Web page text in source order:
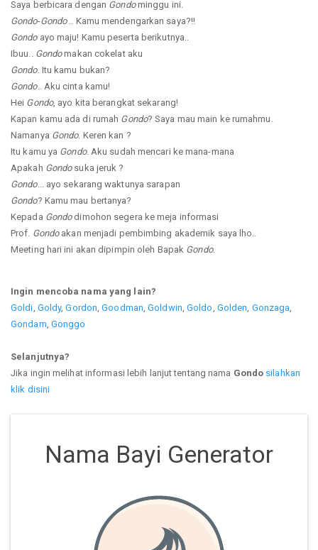
Saya berbicara dengan Gondominggu ini.
Gondo-Gondo.. Kamu mendengarkan saya?!!
Gondoayo maju! Kamu peserta berikutnya..
Ibuu.. Gondomakan cokelat aku
Gondo. Itu kamu bukan?
Gondo.. Aku cinta kamu!
Hei Gondo, ayo kita berangkat sekarang!
Kapan kamu ada di rumah Gondo? Saya mau main ke rumahmu.
Namanya Gondo. Keren kan ?
Itu kamu ya Gondo. Aku sudah mencari ke mana-mana
Apakah Gondosuka jeruk ?
Gondo... ayo sekarang waktunya sarapan
Gondo? Kamu mau bertanya?
Kepada Gondodimohon segera ke meja informasi
Prof. Gondoakan menjadi pembimbing akademik saya lho..
Meeting hari ini akan dipimpin oleh Bapak Gondo.
Ingin mencoba nama yang lain?
Goldi Goldy,Gordon ,Goodman ,Goldwin ,Goldo Golden Gonzaga
Gondam Gonggo
Selanjutnya?
Jika ingin melihat informasi lebih lanjut tentang nama Gondo silahkan
klik disini
Nama Bayi Generator